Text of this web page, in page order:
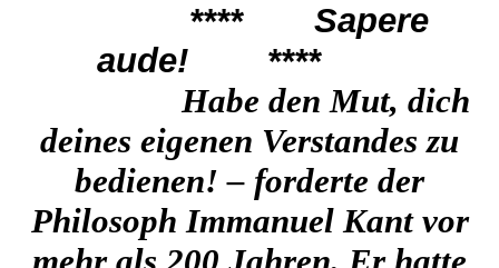
****
Sapere
aude!
****
Habe den Mut, dich
deines eigenen Verstandes zu
bedienen! – forderte der
Philosoph Immanuel Kant vor